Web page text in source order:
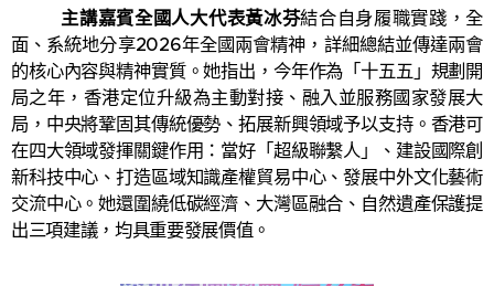
主講嘉賓全國人大代表黃冰芬結合自身履職實踐，全
面、系統地分享2026年全國兩會精神，詳細總結並傳達兩會
的核心內容與精神實質。她指出，今年作為「十五五」規劃開
局之年，香港定位升級為主動對接、融入並服務國家發展大
局，中央將鞏固其傳統優勢、拓展新興領域予以支持。香港可
在四大領域發揮關鍵作用：當好「超級聯繫人」、建設國際創
新科技中心、打造區域知識產權貿易中心、發展中外文化藝術
交流中心。她還圍繞低碳經濟、大灣區融合、自然遺產保護提
出三項建議，均具重要發展價值。